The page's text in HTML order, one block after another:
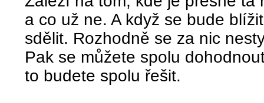
a co už ne. A když se bude
sdělit. Rozhodně se za nic
Pak se můžete spolu
to budete spolu řešit.